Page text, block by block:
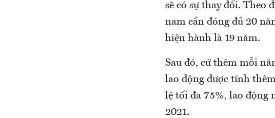
sẽ có sự thay đổi. Theo
nam cần đóng đủ 20
hiện hành là 19 năm.
Sau đó, cứ thêm mỗi
lao động được tính
lệ tối đa 75%, lao động
2021.